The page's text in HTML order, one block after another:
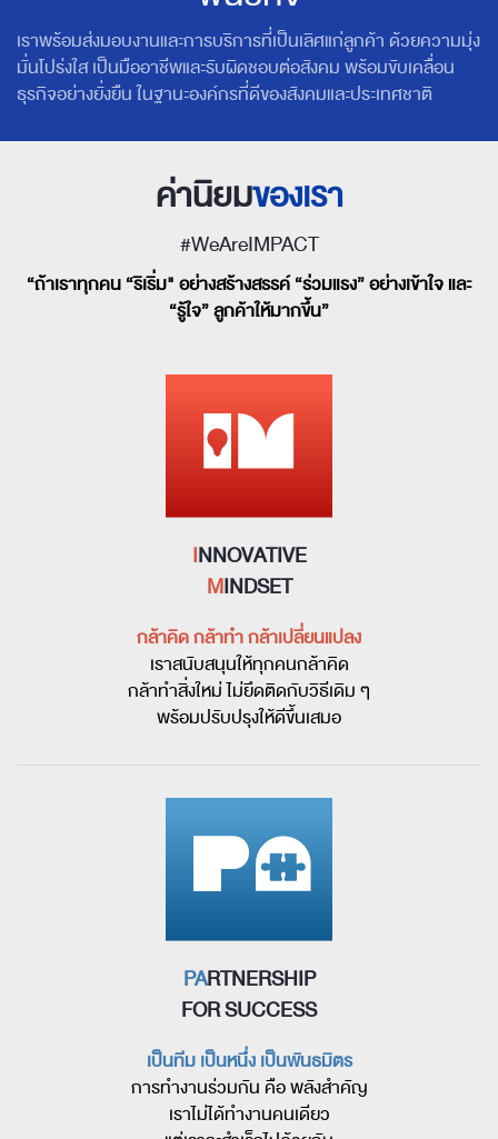
เราพร้อมส่งมอบงานและการบริการที่เป็นเลิศแก่ลูกค้า ด้วยความมุ่ง
มั่นโปร่งใส เป็นมืออาชีพและรับผิดชอบต่อสังคม พร้อมขับเคลื่อน
ธุรกิจอย่างยั่งยืน ในฐานะองค์กรที่ดีของสังคมและประเทศชาติ
ค่านิยมของเรา
#WeAreIMPACT
“ถ้าเราทุกคน “ริเริ่ม" อย่างสร้างสรรค์ “ร่วมแรง” อย่างเข้าใจ และ
“รู้ใจ” ลูกค้าให้มากขึ้น”
INNOVATIVE
MINDSET
กล้าคิด กล้าทำ กล้าเปลี่ยนแปลง
เราสนับสนุนให้ทุกคนกล้าคิด
กล้าทำสิ่งใหม่ ไม่ยึดติดกับวิธีเดิม ๆ
พร้อมปรับปรุงให้ดีขึ้นเสมอ
PARTNERSHIP
FOR SUCCESS
เป็นทีม เป็นหนึ่ง เป็นพันธมิตร
การทำงานร่วมกัน คือ พลังสำคัญ
เราไม่ได้ทำงานคนเดียว